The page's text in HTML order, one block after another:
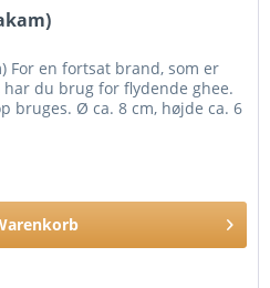
For en fortsat brand, som er
du brug for flydende ghee.
bruges. Ø ca. 8 cm, højde ca. 6